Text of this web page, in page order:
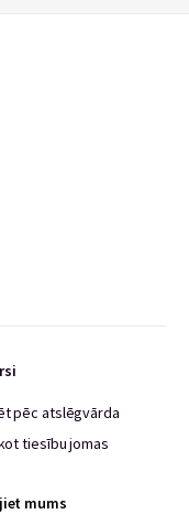
pēc atslēgvārda
tiesību jomas
mums